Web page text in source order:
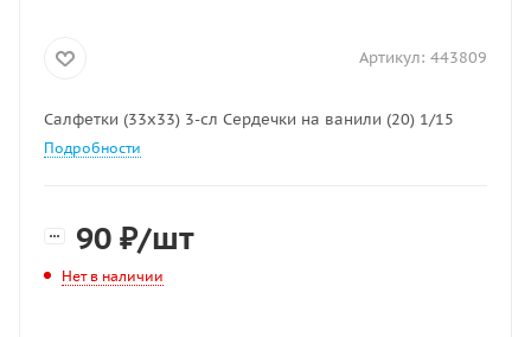
Артикул: 443809
Салфетки (33х33) 3-сл Сердечки на ванили (20) 1/15
Подробности
90 ₽/шт
Нет в наличии